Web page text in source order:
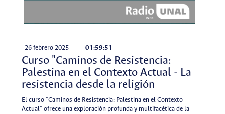
26 febrero 2025 01:59:51
Curso "Caminos de Resistencia:
Palestina en el Contexto Actual - La
resistencia desde la religión
El curso "Caminos de Resistencia: Palestina en el Contexto
Actual" ofrece una exploración profunda y multifacética de la